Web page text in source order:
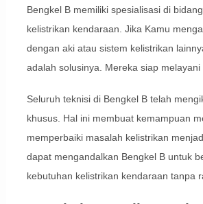
Bengkel B memiliki spesialisasi di
kelistrikan kendaraan. Jika Kamu
dengan aki atau sistem kelistrikan
adalah solusinya. Mereka siap melayani
Seluruh teknisi di Bengkel B telah
khusus. Hal ini membuat kemampuan
memperbaiki masalah kelistrikan
dapat mengandalkan Bengkel B untuk
kebutuhan kelistrikan kendaraan tanpa